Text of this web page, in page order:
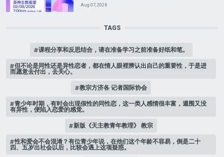
Aug 07, 2026
TAGS
课程分享和反思结合，请在准备学习之前准备好纸和笔。
但不论是同性还是异性恋者，都在情人眼裡辨认出自己的重要性，于是进
而愿意去付出，去关心。
教宗方济各 记者国际协会
青少年时期，有时会出现假性的同性恋，这一类人感情很丰富，週围又没
有异性，便陷入恋爱的感觉。
新版《天主教青年教理》 教宗
性和爱会不会混淆？有位青少年说，在他们这个年龄不容易，倒是二十
四、五岁出社会以后，比较会遇上这项疑惑。